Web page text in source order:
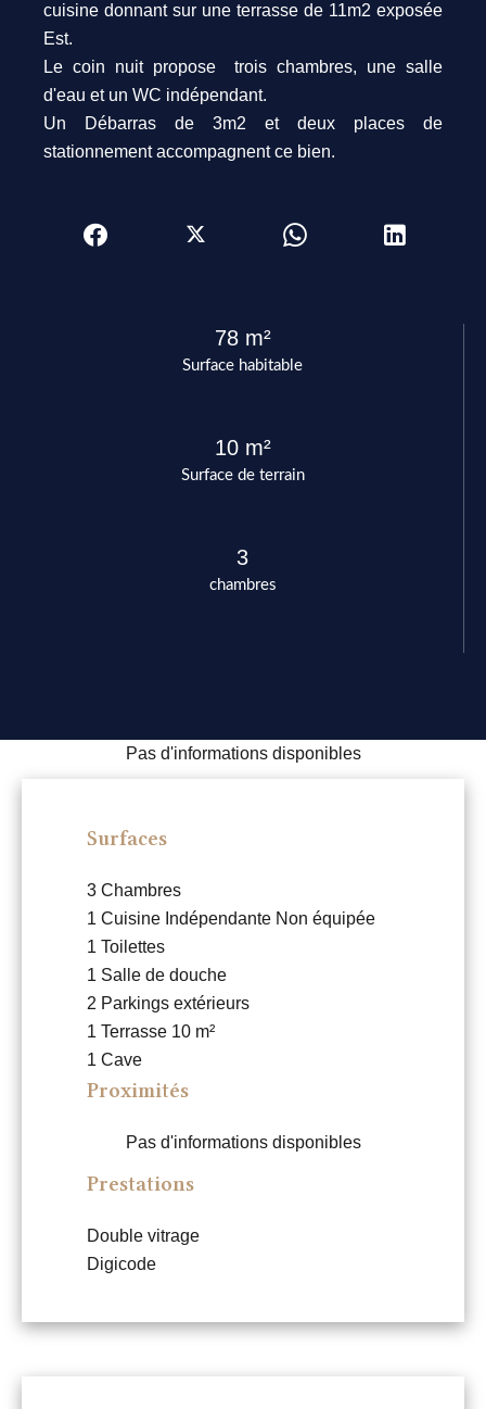
Surface habitable
78 m²
Surface de terrain
10 m²
chambres
3
cuisine donnant sur une terrasse de 11m2 exposée
Est.
Le coin nuit propose trois chambres, une salle
d'eau et un WC indépendant.
Un Débarras de 3m2 et deux places de
stationnement accompagnent ce bien.
Pas d'informations disponibles
Surfaces
3 Chambres
1 Cuisine Indépendante Non équipée
1 Toilettes
1 Salle de douche
2 Parkings extérieurs
1 Terrasse 10 m²
1 Cave
Proximités
Pas d'informations disponibles
Prestations
Double vitrage
Digicode